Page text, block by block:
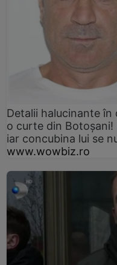
Detalii halucinante
o curte din
iar concubina lui se
www.wowbiz.ro